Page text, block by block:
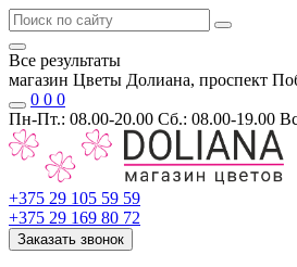
Все результаты
магазин Цветы Долиана, проспект
0 0 0
Пн-Пт.: 08.00-20.00 Сб.: 08.00-19.00
+375 29 105 59 59
+375 29 169 80 72
Заказать звонок